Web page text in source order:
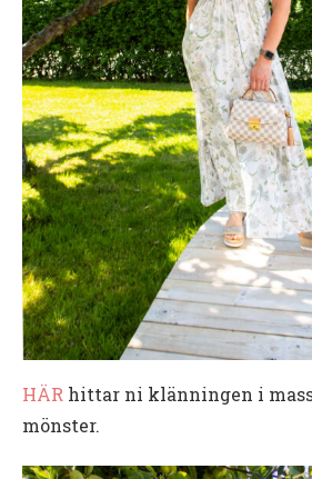
HÄR hittar ni klänningen i
mönster.